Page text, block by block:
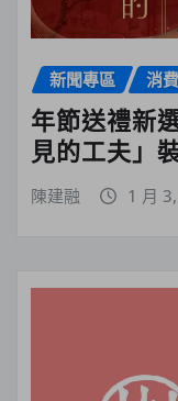
新聞專區 消費
年節送禮新
見的工夫」
陳建融 1 月